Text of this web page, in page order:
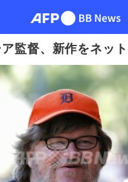
監督、新作をネッ